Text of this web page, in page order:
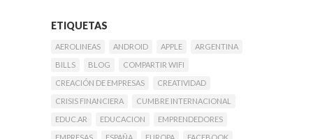
ETIQUETAS
AEROLINEAS ANDROID APPLE
ARGENTINA
BILLS
BLOG
COMPARTIR WIFI
CREACIÓN DE EMPRESAS
CREATIVIDAD
CRISIS FINANCIERA
CUMBRE INTERNACIONAL
EDUC.AR
EDUCACION
EMPRENDEDORES